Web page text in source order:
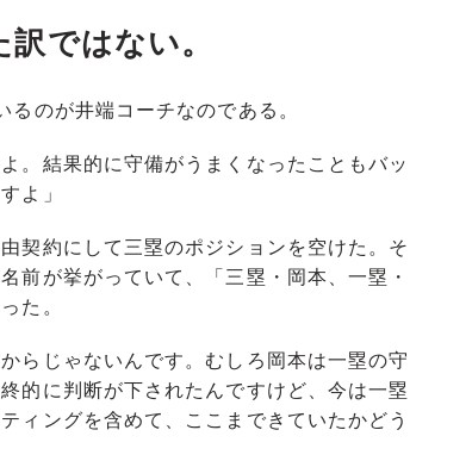
ではない。
のが井端コーチなのである。
。結果的に守備がうまくなったこともバッ
よ」
契約にして三塁のポジションを空けた。そ
前が挙がっていて、「三塁・岡本、一塁・
た。
らじゃないんです。むしろ岡本は一塁の守
的に判断が下されたんですけど、今は一塁
ィングを含めて、ここまできていたかどう